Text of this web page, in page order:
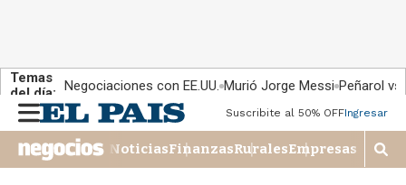
Temas
del día: Negociaciones con EE.UU. Murió Jorge Messi Peñarol
n
u
Suscribite al 50% OFFIngresar
NoticiasFinanzasRuralesEmpresas
M
o